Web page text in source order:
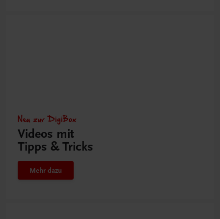
Neu zur DigiBox
Videos mit
Tipps & Tricks
Mehr dazu